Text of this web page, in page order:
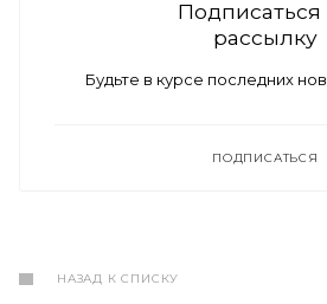
Подписаться
рассылку
Будьте в курсе последних
ПОДПИСАТЬСЯ
НАЗАД К СПИСКУ